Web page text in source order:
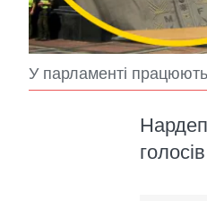
У парламенті
голосів